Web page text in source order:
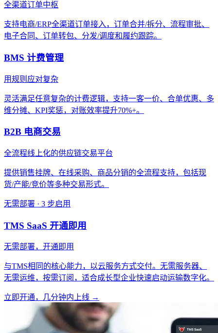
全渠道订单中枢
支持电商/ERP全渠道订单接入，订单合并/拆分、流程审批、
电子合同、订单转包、分发/调度和履约跟踪。
BMS 计费管理
用规则应对复杂
灵活满足任意复杂的计费逻辑，支持一客一价、合单优惠、多
维分摊、KPI奖惩，对账效率提升70%+。
B2B 电商交易
全流程线上化的供应链交易平台
提供销售挂牌、在线采购、商品分销的全流程支持，包括现
货/产能/竞价等多种交易形式。
无需部署 · 3 步启用
TMS SaaS 开通即用
无需部署，开通即用
与TMS相同的核心能力，以云服务方式交付。无需服务器、
无需运维，按需订阅，适合成长型企业快速启动运输数字化。
立即开通，几分钟内上线 →